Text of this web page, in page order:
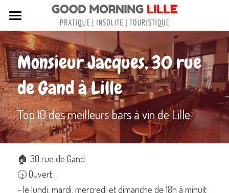
Tous nos articles
Sortir à Lille
Lille de A à Z
Nos livres sur Lille
Lille insolite et secret
Street Art à Lille
Toutes les rues de Lille
Monsieur Jacques, 30 rue
de Gand à Lille
Top 10 des meilleurs bars à vin de Lille
🏠 30 rue de Gand
🕟 Ouvert :
- le lundi, mardi, mercredi et dimanche de 18h à minuit